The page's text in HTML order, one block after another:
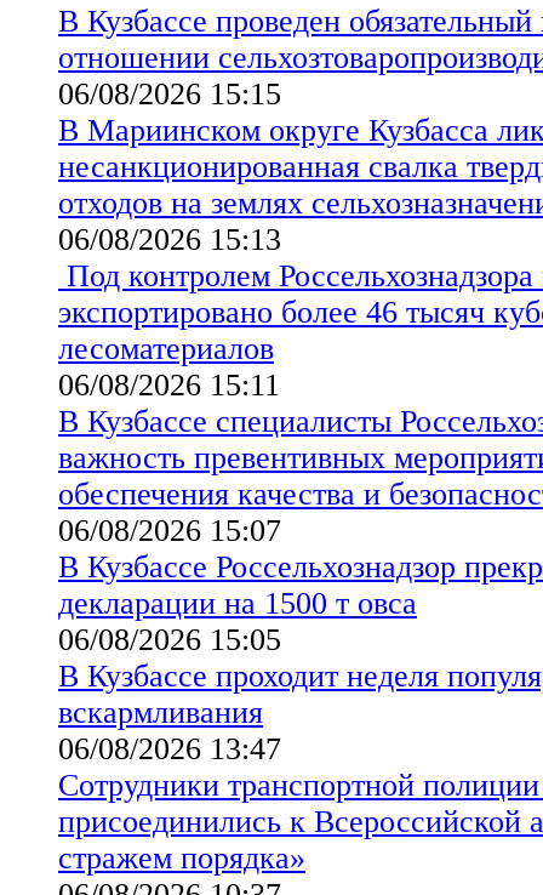
В Кузбассе проведен
отношении
06/08/2026 15:15
В Мариинском округе Кузбасса
несанкционированная свалка
отходов на землях
06/08/2026 15:13
Под контролем Россельхознадзора
экспортировано более 46 тысяч
лесоматериалов
06/08/2026 15:11
В Кузбассе специалисты
важность превентивных
обеспечения качества и
06/08/2026 15:07
В Кузбассе Россельхознадзор
декларации на 1500 т овса
06/08/2026 15:05
В Кузбассе проходит неделя
вскармливания
06/08/2026 13:47
Сотрудники транспортной полиции
присоединились к Всероссийской
стражем порядка»